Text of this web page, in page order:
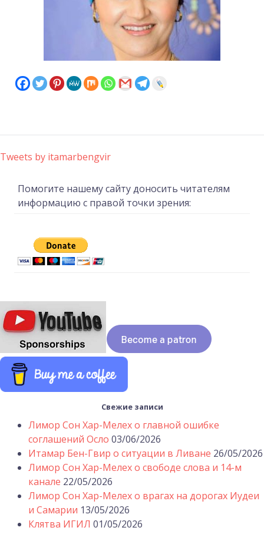
Tweets by itamarbengvir
Помогите нашему сайту доносить читателям
информацию с правой точки зрения:
Свежие записи
Лимор Сон Хар-Мелех о главной ошибке
соглашений Осло 03/06/2026
Итамар Бен-Гвир о ситуации в Ливане 26/05/2026
Лимор Сон Хар-Мелех о свободе слова и 14-м
канале 22/05/2026
Лимор Сон Хар-Мелех о врагах на дорогах Иудеи
и Самарии 13/05/2026
Клятва ИГИЛ 01/05/2026